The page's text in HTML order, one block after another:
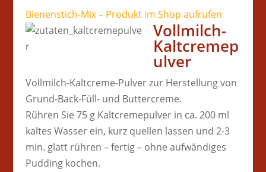
Bienenstich-Mix – Produkt im Shop aufrufen
Vollmilch-
Kaltcremep
ulver
Vollmilch-Kaltcreme-Pulver zur Herstellung von
Grund-Back-Füll- und Buttercreme.
Rühren Sie 75 g Kaltcremepulver in ca. 200 ml
kaltes Wasser ein, kurz quellen lassen und 2-3
min. glatt rühren – fertig – ohne aufwändiges
Pudding kochen.